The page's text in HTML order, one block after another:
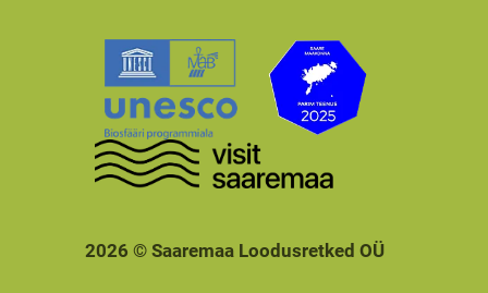
2026 © Saaremaa Loodusretked OÜ